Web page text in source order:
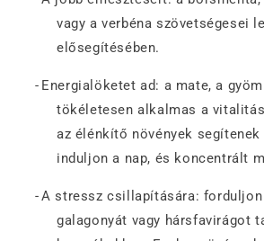
vagy a verbéna szövetségesei
elősegítésében.
- Energialöketet ad: a mate, a
tökéletesen alkalmas a
az élénkítő növények segítenek
induljon a nap, és koncentrált
-A stressz csillapítására:
galagonyát vagy hársfavirágot